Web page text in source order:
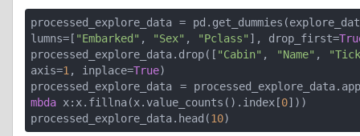
processed_explore_data =
lumns=[ "Embarked" , "Sex" , "Pclass" ], drop_first=
processed_explore_data.drop([ "Cabin" , "Name" ,
axis=1 , inplace=True)
processed_explore_data =
mbda x:x.fillna(x.value_counts().index[0]))
processed_explore_data.head(10